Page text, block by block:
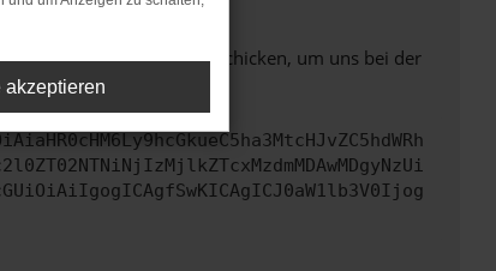
kannst uns diesen Text schicken, um uns bei der
akzeptieren